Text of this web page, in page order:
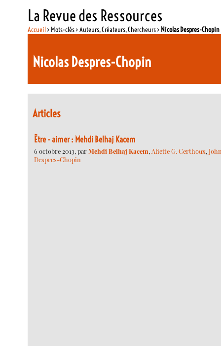
La Revue des Ressources
Accueil> Mots-clés > Auteurs, Créateurs, Chercheurs > Nicolas Despres-Chopin
Nicolas Despres-Chopin
Articles
Être - aimer : Mehdi Belhaj Kacem
6 octobre 2013, parMehdi Belhaj Kacem,Aliette G. Certhoux,
Despres-Chopin